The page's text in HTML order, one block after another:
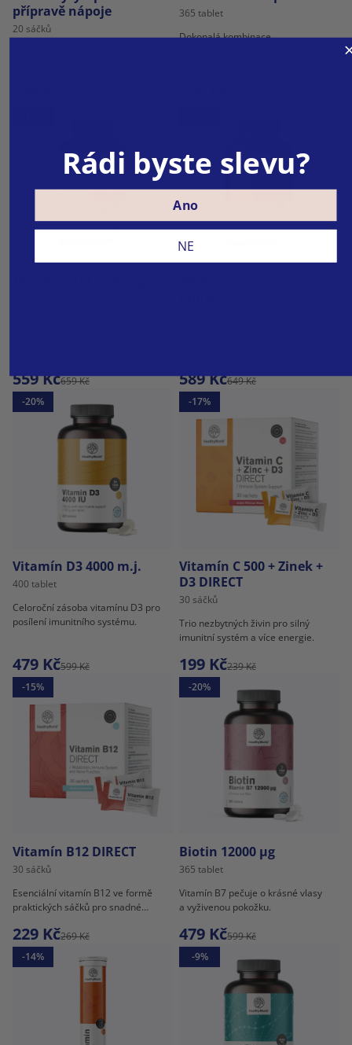
přípravě nápoje
20 sáčků
365 tablet
Dokonalá kombinace
559 Kč659 Kč 589 Kč649 Kč
-20%
Vitamín D3 4000 m.j.
400 tablet
Celoroční zásoba vitamínu D3 pro
posílení imunitního systému.
479 Kč599 Kč
-17%
Vitamín C 500 + Zinek +
D3 DIRECT
30 sáčků
Trio nezbytných živin pro silný
imunitní systém a více energie.
199 Kč239 Kč
-15%
Vitamín B12 DIRECT
30 sáčků
Esenciální vitamín B12 ve formě
praktických sáčků pro snadné
229 Kč269 Kč
-20%
Biotin 12000 µg
365 tablet
Vitamín B7 pečuje o krásné vlasy
a vyživenou pokožku.
479 Kč599 Kč
-14%
-9%
Rádi byste slevu?
Ano
NE